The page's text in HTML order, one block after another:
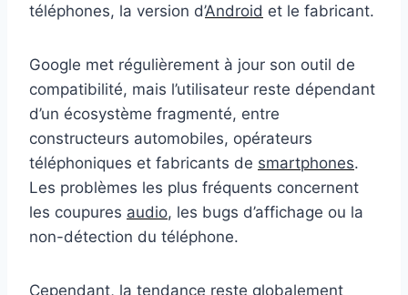
téléphones, la version d’Android et le fabricant.
Google met régulièrement à jour son outil de
compatibilité, mais l’utilisateur reste dépendant
d’un écosystème fragmenté, entre
constructeurs automobiles, opérateurs
téléphoniques et fabricants de smartphones.
Les problèmes les plus fréquents concernent
les coupures audio, les bugs d’affichage ou la
non-détection du téléphone.
Cependant, la tendance reste globalement